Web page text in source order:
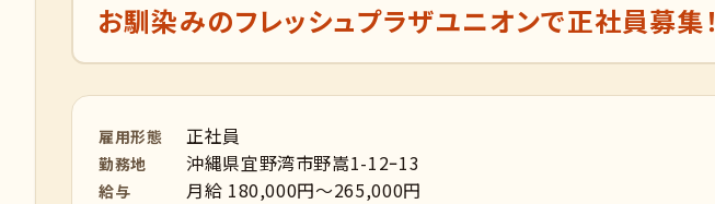
お馴染みのフレッシュプラザユニオンで正社員募集！
雇用形態 正社員
勤務地 沖縄県宜野湾市野嵩1-12ｰ13
給与 月給 180,000円～265,000円